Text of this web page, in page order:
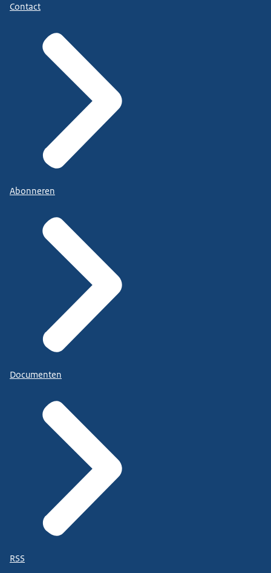
Contact
Abonneren
Documenten
RSS